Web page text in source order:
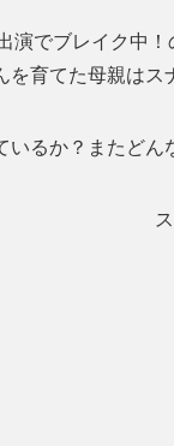
演でブレイク中！
を育てた母親は
いるか？またど